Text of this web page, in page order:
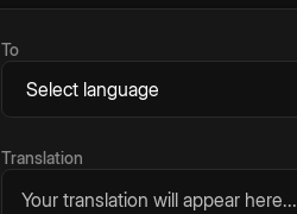
To
Translation
Your translation will appear here...